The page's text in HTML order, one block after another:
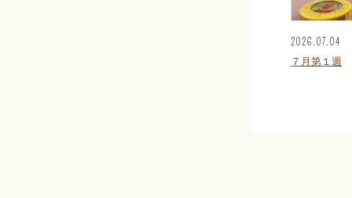
2026.07.04
７月第１週